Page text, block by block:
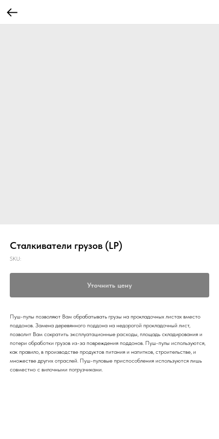
Сталкиватели грузов (LP)
SKU:
Уточнить цену
Пуш-пулы позволяют Вам обрабатывать грузы на прокладочных листах вместо
поддонов. Замена деревянного поддона на недорогой прокладочный лист,
позволит Вам сократить эксплуатационные расходы, площадь складирования и
потери обработки грузов из-за повреждения поддонов. Пуш-пулы используются,
как правило, в производстве продуктов питания и напитков, строительстве, и
множестве других отраслей. Пуш-пуловые приспособления используются лишь
совместно с вилочными погрузчиками.